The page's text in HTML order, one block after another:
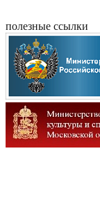
полезные ссылки